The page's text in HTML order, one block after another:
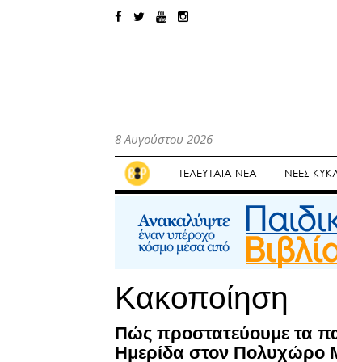
8 Αυγούστου 2026
ΤΕΛΕΥΤΑΙΑ ΝΕΑ ΝΕΕΣ
Κακοποίηση
Πώς προστατεύουμε τα
Ημερίδα στον Πολυχώρο